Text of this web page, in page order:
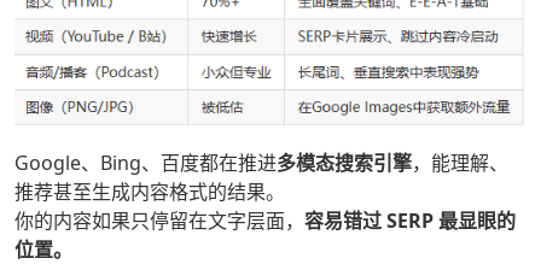
Google、Bing、百度都在推进多模态搜索引擎，能理解、
推荐甚至生成内容格式的结果。
你的内容如果只停留在文字层面， 容易错过 SERP 最显眼的
位置。